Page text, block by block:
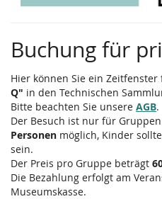
Buchung für
Hier können Sie ein Zeitfenster
Q" in den Technischen
Bitte beachten Sie unsere AGB.
Der Besuch ist nur für
Personen möglich, Kinder
sein.
Der Preis pro Gruppe beträgt
Die Bezahlung erfolgt am
Museumskasse.